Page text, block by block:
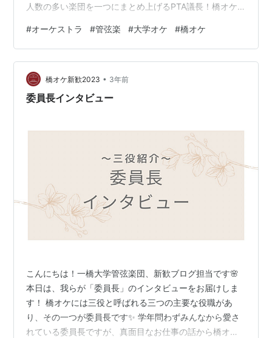
人数の多い楽団を一つにまとめ上げるPTA議長！橋オケ
溢れるメッセージを是非ご覧ください！ そもそもPTA議
長とは何ですか？お仕事内容を教えてください！ PTAは
Part Top Associationの略で各パートのトップとセクショ
ンリーダーの集まりのことです。決して保護者会的なア
レではありません。そして、PTAで行われる会議を取り
#オーケストラ #管弦楽 #大学オケ #橋オケ
橋オケ新歓2023 • 3年前
委員長インタビュー
こんにちは！一橋大学管弦楽団、新歓ブログ担当です🌸
本日は、我らが「委員長」のインタビューをお届けしま
す！ 橋オケには三役と呼ばれる三つの主要な役職があ
り、その一つが委員長です✨ 学年問わずみんなから愛さ
れている委員長ですが、真面目なお仕事の話から橋オケ